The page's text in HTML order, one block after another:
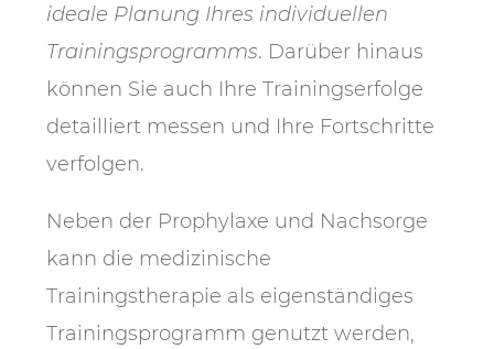
ideale Planung Ihres individuellen
Trainingsprogramms. Darüber hinaus
können Sie auch Ihre Trainingserfolge
detailliert messen und Ihre Fortschritte
verfolgen.
Neben der Prophylaxe und Nachsorge
kann die medizinische
Trainingstherapie als eigenständiges
Trainingsprogramm genutzt werden,